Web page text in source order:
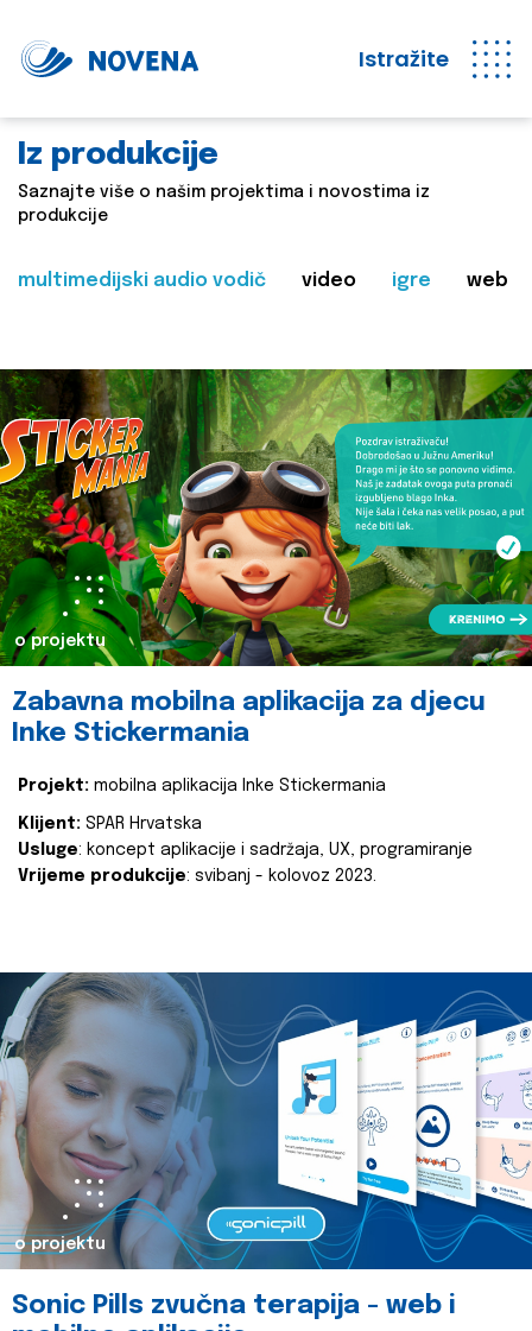
Istražite
Iz produkcije
Saznajte više o našim projektima i novostima iz
produkcije
multimedijski audio vodič video igre web
o projektu
Zabavna mobilna aplikacija za djecu
Inke Stickermania
Projekt: mobilna aplikacija Inke Stickermania
Klijent: SPAR Hrvatska
Usluge: koncept aplikacije i sadržaja, UX, programiranje
Vrijeme produkcije: svibanj - kolovoz 2023.
o projektu
Sonic Pills zvučna terapija - web i